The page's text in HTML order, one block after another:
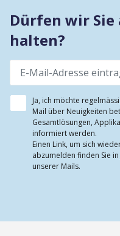
Dürfen wir Sie
halten?
Ja, ich möchte
Mail über Neuigkeiten
Gesamtlösungen,
informiert werden.
Einen Link, um sich
abzumelden finden Sie
unserer Mails.